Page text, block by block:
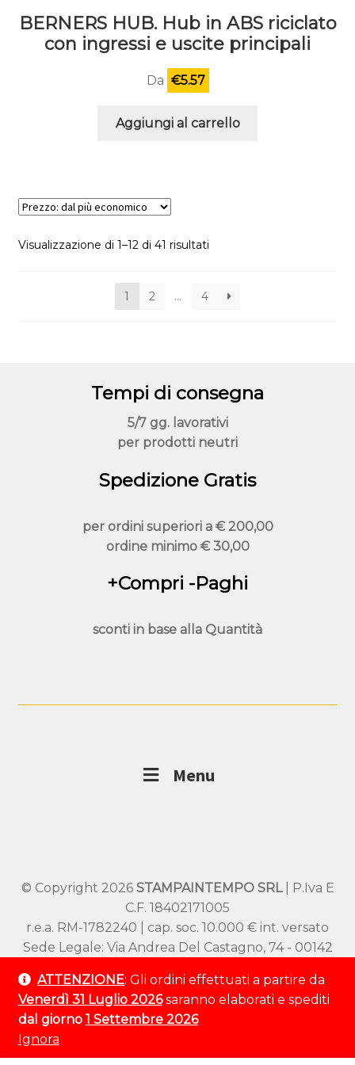
ATTENZIONE: Gli ordini effettuati a partire da
Venerdì 31 Luglio 2026saranno elaborati e spediti
dal giorno 1 Settembre 2026
Ignora
BERNERS HUB. Hub in ABS riciclato
con ingressi e uscite principali
Da €5.57
Aggiungi al carrello
Visualizzazione di 1–12 di 41 risultati
1 2 … 4
Tempi di consegna
5/7 gg. lavorativi
per prodotti neutri
Spedizione Gratis
per ordini superiori a € 200,00
ordine minimo€ 30,00
+Compri -Paghi
sconti in base alla Quantità
Menu
© Copyright 2026 STAMPAINTEMPO SRL| P.Iva E
C.F. 18402171005
r.e.a. RM-1782240 | cap. soc. 10.000 € int. versato
Sede Legale: Via Andrea Del Castagno, 74 - 00142
Sede Operativa: Viale SS Pietro e Paolo 54/A –
00144 Roma
Tel:+39 320 9529 802